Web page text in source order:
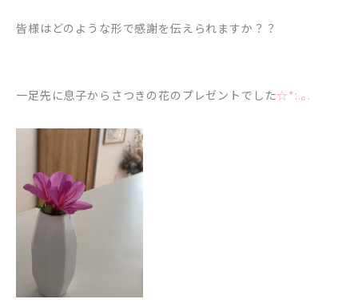
皆様はどのような形で感謝を伝えられますか？？
一足先に息子からさつきの花のプレゼントでした☆*:.｡.